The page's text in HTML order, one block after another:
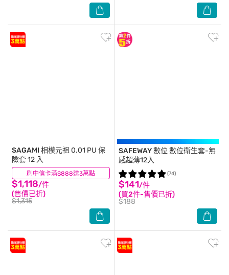
刷中信卡滿$888送3萬點
SAGAMI 相模元祖 0.01 PU 保
險套 12 入
$1,118/件
(售價已折)
$1,315
(44)
SAFEWAY 數位 數位衛生套-無
感超薄12入
$141/件
(買2件-售價已折)
$188
(74)